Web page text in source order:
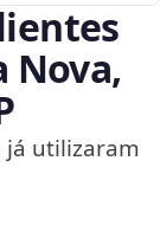
Nova,
já utilizaram